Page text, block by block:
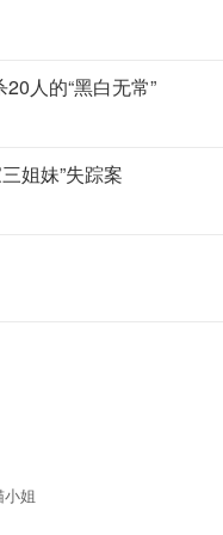
人的“黑白无常”
姐妹”失踪案
姐